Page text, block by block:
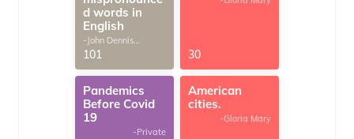
d words in
English
-John Dennis
G.Thomas
101 30
Pandemics
Before Covid
19
-Private
American
cities.
-Gloria Mary